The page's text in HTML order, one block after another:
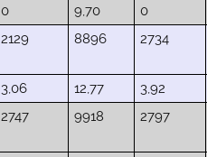
0 9,70
0
2129 8896 2734
3,06 12,77
3,92
2747 9918 2797